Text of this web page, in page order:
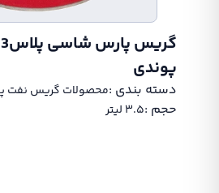
پوندی
دسته بندی :‌ محصولات گریس نفت
حجم :‌ ۳.۵ لیتر